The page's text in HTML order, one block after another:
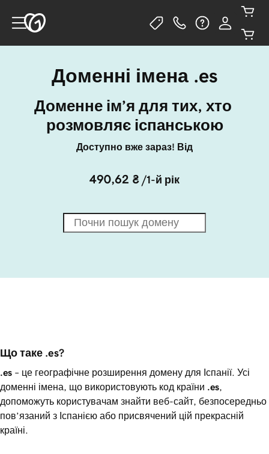
Доменні імена .es
Доменне ім’я для тих, хто
розмовляє іспанською
Доступно вже зараз! Від
490,62 ₴ /1-й рік
Що таке .es?
.es – це географічне розширення домену для Іспанії. Усі
доменні імена, що використовують код країни .es
допоможуть користувачам знайти веб-сайт, безпосередньо
пов’язаний з Іспанією або присвячений цій прекрасній
країні.